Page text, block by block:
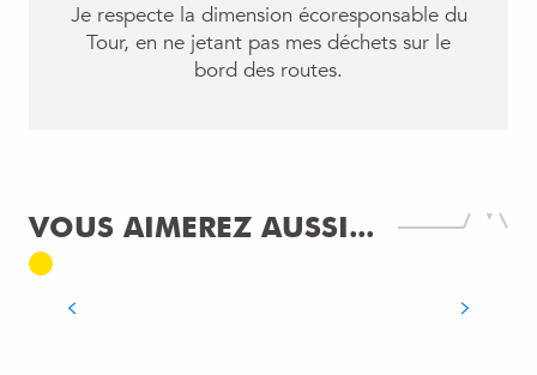
Je respecte la dimension écoresponsable du
Tour, en ne jetant pas mes déchets sur le
bord des routes.
VOUS AIMEREZ AUSSI...